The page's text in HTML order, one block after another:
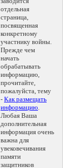
отдельная
страница,
посвященная
конкретному
участнику войны.
Прежде чем
начать
обрабатывать
информацию,
прочитайте,
пожалуйста, тему
- Как размещать
информацию.
Любая Ваша
дополнительная
информация очень
важна для
увековечивания
памяти
защитников